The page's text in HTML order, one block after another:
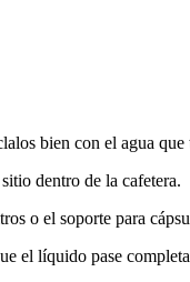
bien con el agua
dentro de la cafetera.
o el soporte para
el líquido pase